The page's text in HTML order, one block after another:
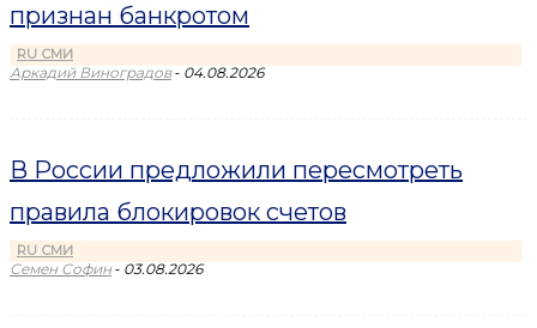
признан банкротом
RU СМИ
Аркадий Виноградов - 04.08.2026
В России предложили пересмотреть
правила блокировок счетов
RU СМИ
Семен Софин - 03.08.2026